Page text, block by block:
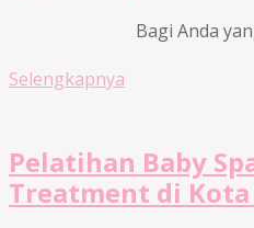
Bagi Anda
Selengkapnya
Pelatihan Baby
Treatment di Kota